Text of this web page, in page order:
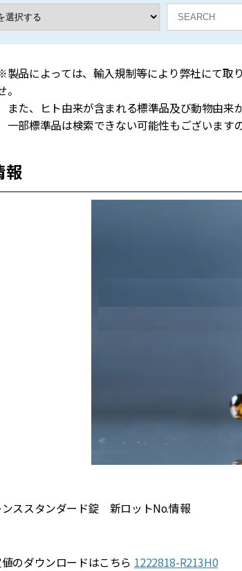
製品によっては、輸入規制等により弊社にて取
。
また、ヒト由来が含まれる標準品及び動物由来
一部標準品は検索できない可能性もございます
報
ススタンダード錠 新ロットNo.情報
のダウンロードはこちら 1222818-R213H0